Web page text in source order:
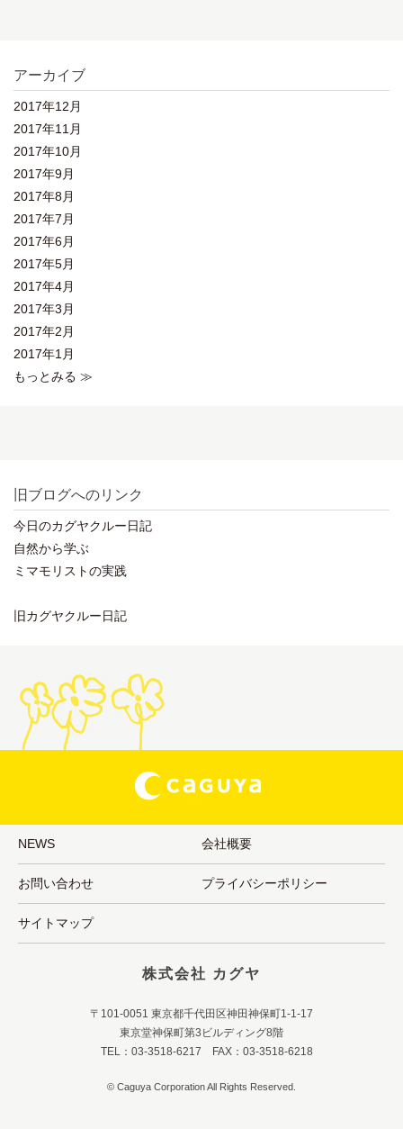
アーカイブ
2017年12月
2017年11月
2017年10月
2017年9月
2017年8月
2017年7月
2017年6月
2017年5月
2017年4月
2017年3月
2017年2月
2017年1月
もっとみる ≫
旧ブログへのリンク
今日のカグヤクルー日記
自然から学ぶ
ミマモリストの実践
旧カグヤクルー日記
NEWS 会社概要
お問い合わせ プライバシーポリシー
サイトマップ
株式会社 カグヤ
〒101-0051 東京都千代田区神田神保町1-1-17
東京堂神保町第3ビルディング8階
TEL：03-3518-6217 FAX：03-3518-6218
© Caguya Corporation All Rights Reserved.